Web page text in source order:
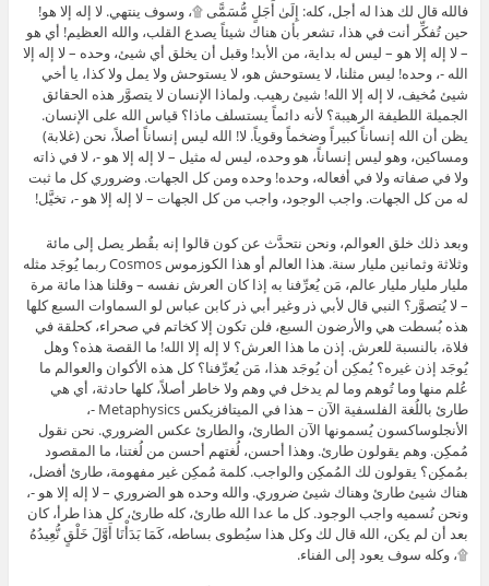
فالله قال لك هذا له أجل، كله: إِلَىٰ أَجَلٍ مُّسَمًّى ۩، وسوف ينتهي. لا إله إلا هو!
حين تُفكِّر أنت في هذا، تشعر بأن هناك شيئاً يصدع القلب، والله العظيم! أي هو
– لا إله إلا هو – ليس له بداية، من الأبد! وقبل أن يخلق أي شيئ، وحده – لا إله إلا
الله -، وحده! ليس مثلنا، لا يستوحش هو، لا يستوحش ولا يمل ولا كذا، يا أخي
شيئ مُخيف، لا إله إلا الله! شيئ رهيب. ولماذا الإنسان لا يتصوَّر هذه الحقائق
الجميلة اللطيفة الرهيبة؟ لأنه دائماً يستسلف ماذا؟ قياس الله على الإنسان.
يظن أن الله إنساناً كبيراً وضخماً وقوياً. لا! الله ليس إنساناً أصلاً، نحن (غلابة)
ومساكين، وهو ليس إنساناً، هو وحده، ليس له مثيل – لا إله إلا هو -، لا في ذاته
ولا في صفاته ولا في أفعاله، وحده! وحده ومن كل الجهات. وضروري كل ما ثبت
له من كل الجهات. واجب الوجود، واجب من كل الجهات – لا إله إلا هو -، تخيَّل!
وبعد ذلك خلق العوالم، ونحن نتحدَّث عن كون قالوا إنه بقُطر يصل إلى مائة
وثلاثة وثمانين مليار سنة. هذا العالم أو هذا الكوزموس Cosmos ربما يُوجَد مثله
مليار مليار مليار عالم، مَن يُعرِّفنا به إذا كان العرش نفسه – وقلنا هذا مائة مرة
– لا يُتصوَّر؟ النبي قال لأبي ذر وغير أبي ذر كابن عباس لو السماوات السبع كلها
هذه بُسطت هي والأرضون السبع، فلن تكون إلا كخاتم في صحراء، كحلقة في
فلاة، بالنسبة للعرش. إذن ما هذا العرش؟ لا إله إلا الله! ما القصة هذه؟ وهل
يُوجَد إذن غيره؟ يُمكِن أن يُوجَد هذا، مَن يُعرِّفنا؟ كل هذه الأكوان والعوالم ما
عُلم منها وما تُوهم وما لم يدخل في وهم ولا خاطر أصلاً، كلها حادثة، أي هي
طارئ باللُغة الفلسفية الآن – هذا في الميتافزيكس Metaphysics -،
الأنجلوساكسون يُسمونها الآن الطارئ، والطارئ عكس الضروري. نحن نقول
مُمكِن. وهم يقولون طارئ. وهذا أحسن، لُغتهم أحسن من لُغتنا، ما المقصود
بمُمكِن؟ يقولون لك المُمكِن والواجب. كلمة مُمكِن غير مفهومة، طارئ أفضل،
هناك شيئ طارئ وهناك شيئ ضروري. والله وحده هو الضروري – لا إله إلا هو -،
ونحن نُسميه واجب الوجود. كل ما عدا الله طارئ، كله طارئ، كل هذا طرأ، كان
بعد أن لم يكن، الله قال لك وكل هذا سيُطوى بساطه، كَمَا بَدَأْنَا أَوَّلَ خَلْقٍ نُّعِيدُهُ
۩، وكله سوف يعود إلى الفناء.